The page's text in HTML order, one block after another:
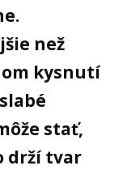
než
kysnutí
stať,
drží tvar